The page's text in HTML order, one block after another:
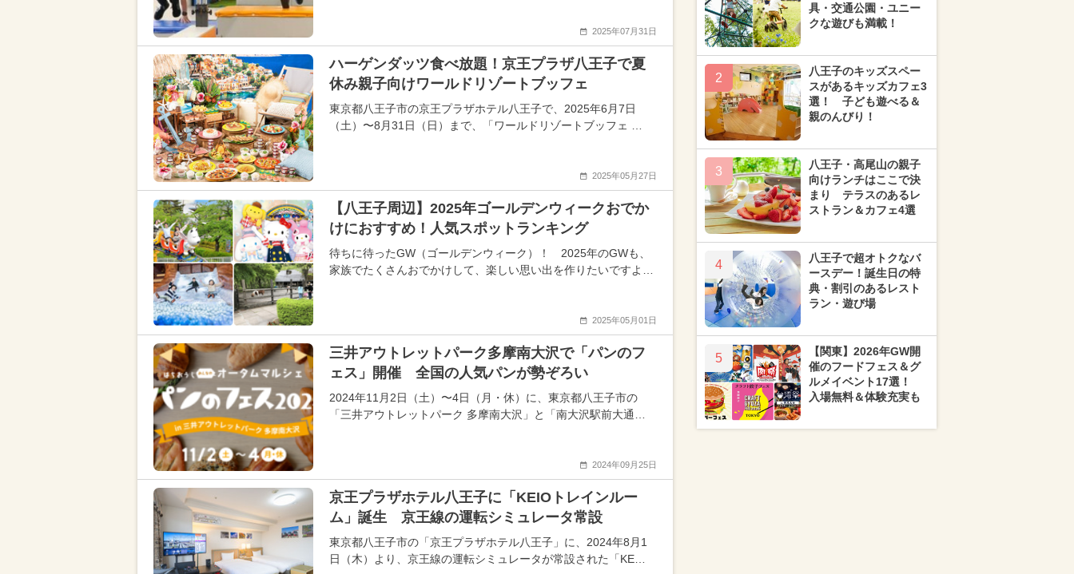
2025年07月31日
ハーゲンダッツ食べ放題！京王プラザ八王子で夏
休み親子向けワールドリゾートブッフェ
東京都八王子市の京王プラザホテル八王子で、2025年6月7日
（土）〜8月31日（日）まで、「ワールドリゾートブッフェ …
2025年05月27日
【八王子周辺】2025年ゴールデンウィークおでか
けにおすすめ！人気スポットランキング
待ちに待ったGW（ゴールデンウィーク）！ 2025年のGWも、
家族でたくさんおでかけして、楽しい思い出を作りたいですよ…
2025年05月01日
三井アウトレットパーク多摩南大沢で「パンのフ
ェス」開催 全国の人気パンが勢ぞろい
2024年11月2日（土）〜4日（月・休）に、東京都八王子市の
「三井アウトレットパーク 多摩南大沢」と「南大沢駅前大通…
2024年09月25日
京王プラザホテル八王子に「KEIOトレインルー
ム」誕生 京王線の運転シミュレータ常設
東京都八王子市の「京王プラザホテル八王子」に、2024年8月1
日（木）より、京王線の運転シミュレータが常設された「KE…
具・交通公園・ユニー
クな遊びも満載！
2
八王子のキッズスペー
スがあるキッズカフェ3
選！ 子ども遊べる＆
親のんびり！
3
八王子・高尾山の親子
向けランチはここで決
まり テラスのあるレ
ストラン＆カフェ4選
4
八王子で超オトクなバ
ースデー！誕生日の特
典・割引のあるレスト
ラン・遊び場
5
【関東】2026年GW開
催のフードフェス＆グ
ルメイベント17選！
入場無料＆体験充実も